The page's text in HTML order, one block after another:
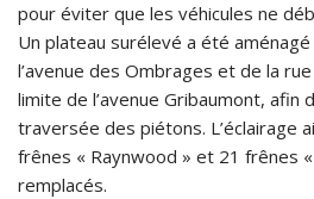
pour éviter que les véhicules ne
Un plateau surélevé a été
l’avenue des Ombrages et de la rue
limite de l’avenue Gribaumont, afin
traversée des piétons. L’éclairage
frênes « Raynwood » et 21 frênes
remplacés.